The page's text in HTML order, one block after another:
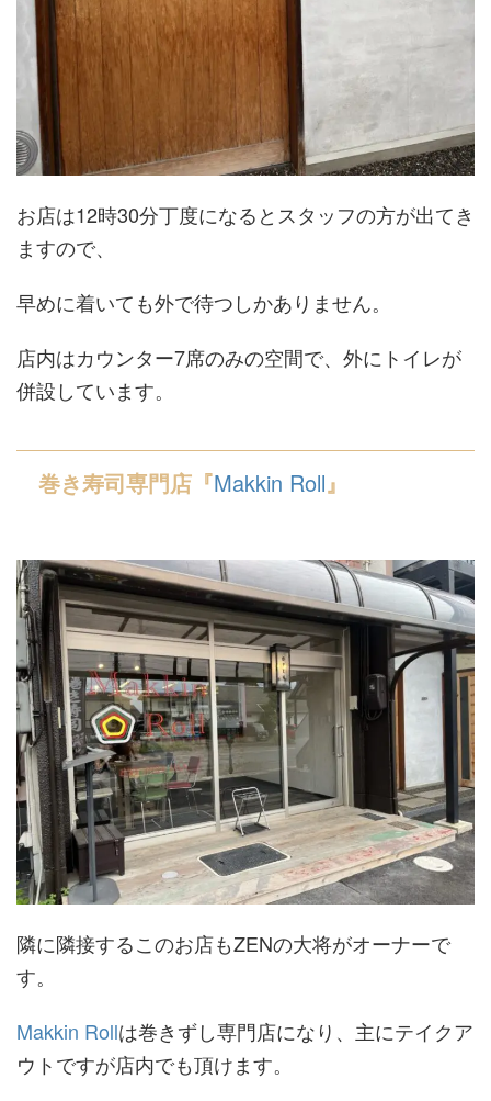
お店は12時30分丁度になるとスタッフの方が出てき
ますので、
早めに着いても外で待つしかありません。
店内はカウンター7席のみの空間で、外にトイレが
併設しています。
巻き寿司専門店『Makkin Roll』
隣に隣接するこのお店もZENの大将がオーナーで
す。
Makkin Rollは巻きずし専門店になり、主にテイクア
ウトですが店内でも頂けます。